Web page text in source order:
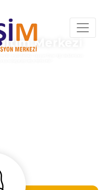
Merkezi